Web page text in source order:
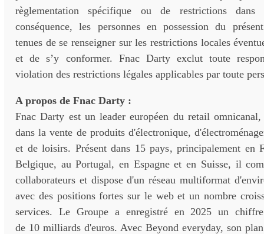
règlementation spécifique ou de restrictions dans
conséquence, les personnes en possession du
tenues de se renseigner sur les restrictions locales
et de s’y conformer. Fnac Darty exclut toute
violation des restrictions légales applicables par toute
A propos de Fnac Darty :
Fnac Darty est un leader européen du retail omnicanal,
dans la vente de produits d'électronique,
et de loisirs. Présent dans 15 pays, principalement en
Belgique, au Portugal, en Espagne et en Suisse, il
collaborateurs et dispose d'un réseau multiformat
avec des positions fortes sur le web et un nombre
services. Le Groupe a enregistré en 2025 un
de 10 milliards d'euros. Avec Beyond everyday, son